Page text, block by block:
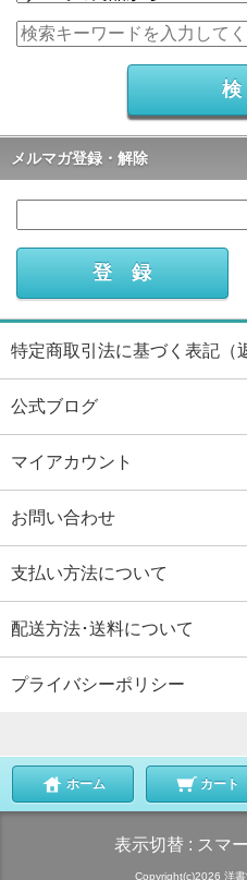
メルマガ登録・解除
特定商取引法に基づく表記（
公式ブログ
マイアカウント
お問い合わせ
支払い方法について
配送方法･送料について
プライバシーポリシー
ホーム カート
表示切替 : スマ
Copyright(c)2026 洋